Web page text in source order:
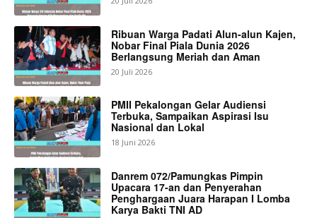
Ribuan Warga Padati Alun-alun Kajen,
Nobar Final Piala Dunia 2026
Berlangsung Meriah dan Aman
20 Juli 2026
PMII Pekalongan Gelar Audiensi
Terbuka, Sampaikan Aspirasi Isu
Nasional dan Lokal
18 Juni 2026
Danrem 072/Pamungkas Pimpin
Upacara 17-an dan Penyerahan
Penghargaan Juara Harapan I Lomba
Karya Bakti TNI AD